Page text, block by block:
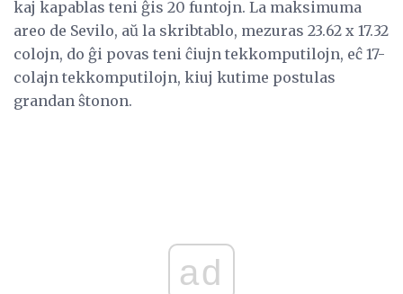
kaj kapablas teni ĝis 20 funtojn. La maksimuma
areo de Sevilo, aŭ la skribtablo, mezuras 23.62 x 17.32
colojn, do ĝi povas teni ĉiujn tekkomputilojn, eĉ 17-
colajn tekkomputilojn, kiuj kutime postulas
grandan ŝtonon.
ad